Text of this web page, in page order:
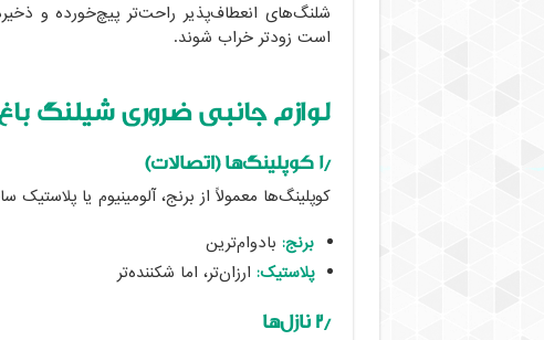
شلنگ‌های انعطاف‌پذیر راحت‌تر پیچ‌خورده و
است زودتر خراب شوند.
لوازم جانبی ضروری شیلنگ
۱٫ کوپلینگ‌ها (اتصالات)
کوپلینگ‌ها معمولاً از برنج، آلومینیوم یا
برنج: بادوام‌ترین
پلاستیک: ارزان‌تر، اما شکننده‌تر
۲٫ نازل‌ها